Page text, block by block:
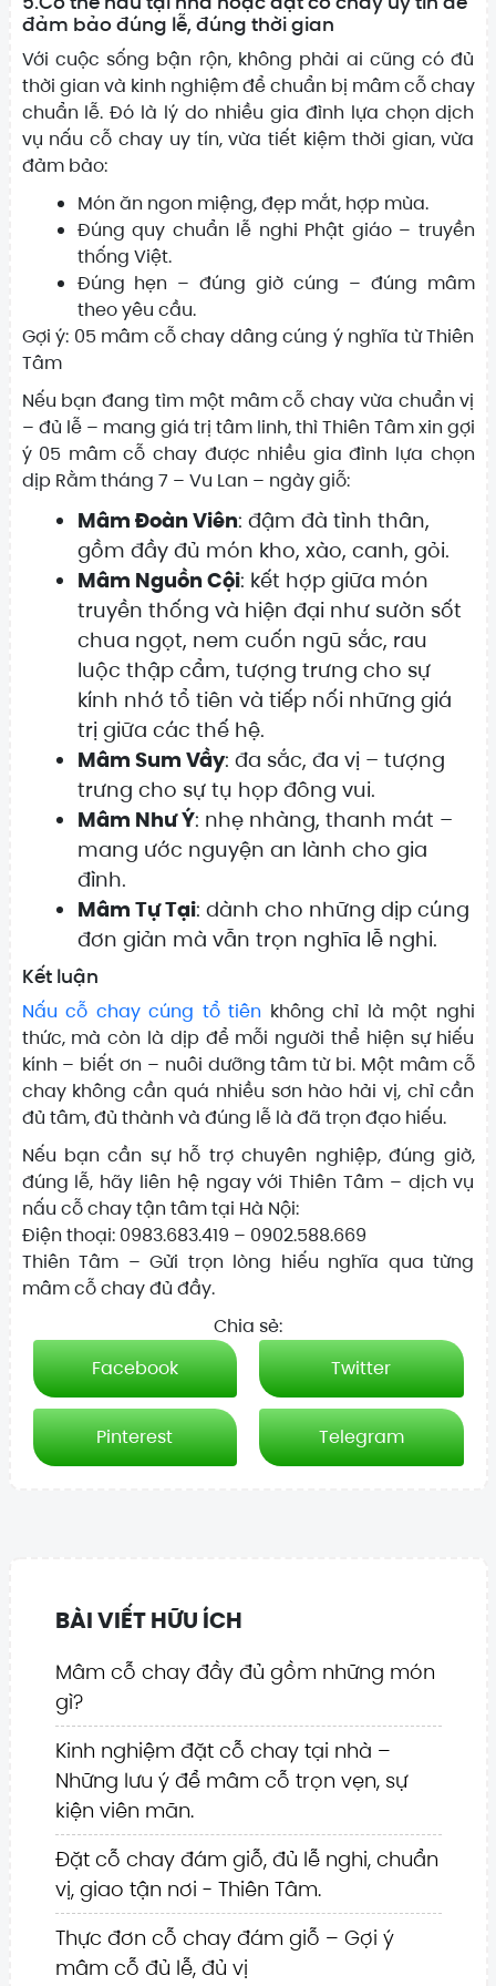
đảm bảo đúng lễ, đúng thời gian
Với cuộc sống bận rộn, không phải ai cũng có đủ
thời gian và kinh nghiệm để chuẩn bị mâm cỗ chay
chuẩn lễ. Đó là lý do nhiều gia đình lựa chọn dịch
vụ nấu cỗ chay uy tín, vừa tiết kiệm thời gian, vừa
đảm bảo:
Món ăn ngon miệng, đẹp mắt, hợp mùa.
Đúng quy chuẩn lễ nghi Phật giáo – truyền
thống Việt.
Đúng hẹn – đúng giờ cúng – đúng mâm
theo yêu cầu.
Gợi ý: 05 mâm cỗ chay dâng cúng ý nghĩa từ Thiên
Tâm
Nếu bạn đang tìm một mâm cỗ chay vừa chuẩn vị
– đủ lễ – mang giá trị tâm linh, thì Thiên Tâm xin gợi
ý 05 mâm cỗ chay được nhiều gia đình lựa chọn
dịp Rằm tháng 7 – Vu Lan – ngày giỗ:
Mâm Đoàn Viên: đậm đà tình thân,
gồm đầy đủ món kho, xào, canh, gỏi.
Mâm Nguồn Cội: kết hợp giữa món
truyền thống và hiện đại như sườn sốt
chua ngọt, nem cuốn ngũ sắc, rau
luộc thập cẩm, tượng trưng cho sự
kính nhớ tổ tiên và tiếp nối những giá
trị giữa các thế hệ.
Mâm Sum Vầy: đa sắc, đa vị – tượng
trưng cho sự tụ họp đông vui.
Mâm Như Ý: nhẹ nhàng, thanh mát –
mang ước nguyện an lành cho gia
đình.
Mâm Tự Tại: dành cho những dịp cúng
đơn giản mà vẫn trọn nghĩa lễ nghi.
Kết luận
Nấu cỗ chay cúng tổ tiên không chỉ là một nghi
thức, mà còn là dịp để mỗi người thể hiện sự hiếu
kính – biết ơn – nuôi dưỡng tâm từ bi. Một mâm cỗ
chay không cần quá nhiều sơn hào hải vị, chỉ cần
đủ tâm, đủ thành và đúng lễ là đã trọn đạo hiếu.
Nếu bạn cần sự hỗ trợ chuyên nghiệp, đúng giờ,
đúng lễ, hãy liên hệ ngay với Thiên Tâm – dịch vụ
nấu cỗ chay tận tâm tại Hà Nội:
Điện thoại: 0983.683.419 – 0902.588.669
Thiên Tâm – Gửi trọn lòng hiếu nghĩa qua từng
mâm cỗ chay đủ đầy.
Chia sẻ:
Facebook
Twitter
Pinterest Telegram
BÀI VIẾT HỮU ÍCH
Mâm cỗ chay đầy đủ gồm những món
gì?
Kinh nghiệm đặt cỗ chay tại nhà –
Những lưu ý để mâm cỗ trọn vẹn, sự
kiện viên mãn.
Đặt cỗ chay đám giỗ, đủ lễ nghi, chuẩn
vị, giao tận nơi - Thiên Tâm.
Thực đơn cỗ chay đám giỗ – Gợi ý
mâm cỗ đủ lễ, đủ vị